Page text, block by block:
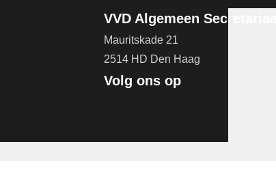
VVD Algemeen Secretariaat
Mauritskade 21
2514 HD Den Haag
Volg ons op